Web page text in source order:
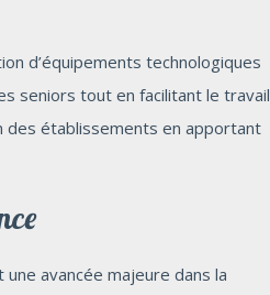
d’équipements technologiques
seniors tout en facilitant le travail
des établissements en apportant
avancée majeure dans la